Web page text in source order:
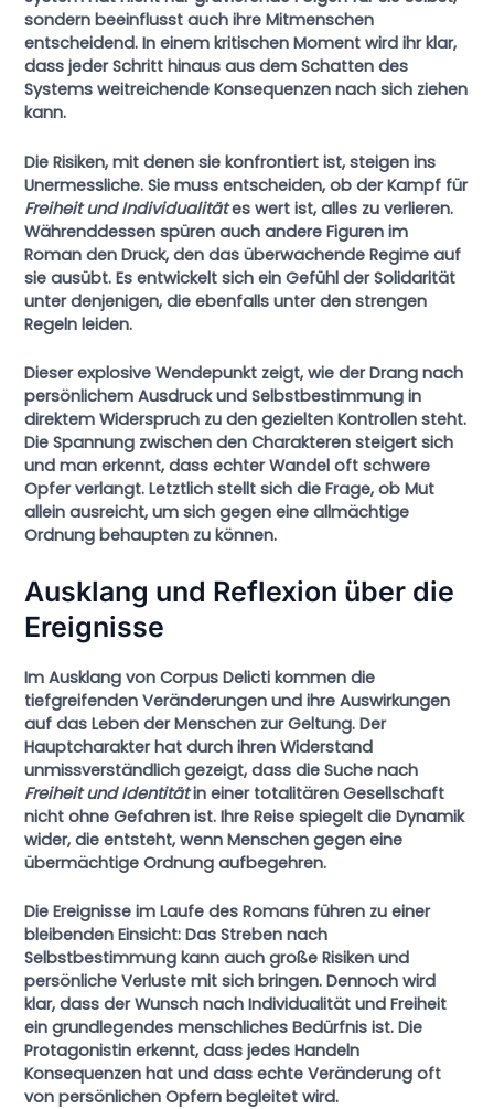
sondern beeinflusst auch ihre Mitmenschen
entscheidend. In einem kritischen Moment wird ihr klar,
dass jeder Schritt hinaus aus dem Schatten des
Systems weitreichende Konsequenzen nach sich ziehen
kann.
Die Risiken, mit denen sie konfrontiert ist, steigen ins
Unermessliche. Sie muss entscheiden, ob der Kampf für
Freiheit und Individualitätes wert ist, alles zu verlieren.
Währenddessen spüren auch andere Figuren im
Roman den Druck, den das überwachende Regime auf
sie ausübt. Es entwickelt sich ein Gefühl der Solidarität
unter denjenigen, die ebenfalls unter den strengen
Regeln leiden.
Dieser explosive Wendepunkt zeigt, wie der Drang nach
persönlichem Ausdruck und Selbstbestimmung in
direktem Widerspruch zu den gezielten Kontrollen steht.
Die Spannung zwischen den Charakteren steigert sich
und man erkennt, dass echter Wandel oft schwere
Opfer verlangt. Letztlich stellt sich die Frage, ob Mut
allein ausreicht, um sich gegen eine allmächtige
Ordnung behaupten zu können.
Ausklang und Reflexion über die
Ereignisse
Im Ausklang vonCorpus Delicti kommen die
tiefgreifenden Veränderungen und ihre Auswirkungen
auf das Leben der Menschen zur Geltung. Der
Hauptcharakter hat durch ihren Widerstand
unmissverständlich gezeigt, dass die Suche nach
Freiheit und Identitätin einer totalitären Gesellschaft
nicht ohne Gefahren ist. Ihre Reise spiegelt die Dynamik
wider, die entsteht, wenn Menschen gegen eine
übermächtige Ordnung aufbegehren.
Die Ereignisse im Laufe des Romans führen zu einer
bleibenden Einsicht: Das Streben nach
Selbstbestimmung kann auch große Risiken und
persönliche Verluste mit sich bringen. Dennoch wird
klar, dass der Wunsch nach Individualität und Freiheit
ein grundlegendes menschliches Bedürfnis ist. Die
Protagonistin erkennt, dass jedes Handeln
Konsequenzen hat und dass echte Veränderung oft
von persönlichen Opfern begleitet wird.